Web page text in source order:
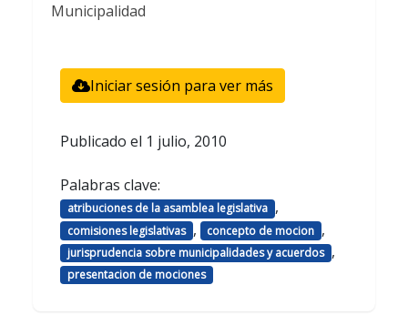
Municipalidad
Iniciar sesión para ver más
Publicado el 1 julio, 2010
Palabras clave:
atribuciones de la asamblea legislativa ,
comisiones legislativas , concepto de mocion ,
jurisprudencia sobre municipalidades y acuerdos ,
presentacion de mociones